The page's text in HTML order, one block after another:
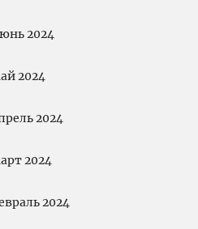
2024
2024
2024
2024
2024